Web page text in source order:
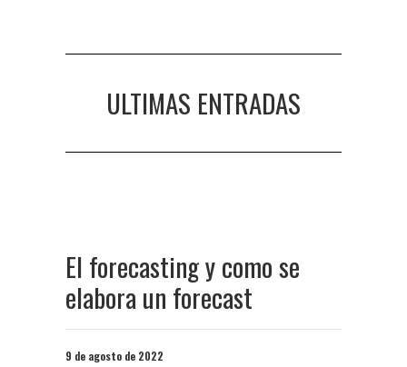
ULTIMAS ENTRADAS
El forecasting y como se
elabora un forecast
9 de agosto de 2022